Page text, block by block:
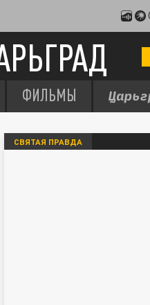
ФИЛЬМЫ
СВЯТАЯ ПРАВДА